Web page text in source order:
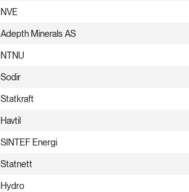
NVE
Adepth Minerals AS
NTNU
Sodir
Statkraft
Havtil
SINTEF Energi
Statnett
Hydro